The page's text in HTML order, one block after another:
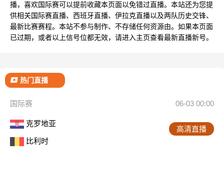
播，喜欢国际赛可以提前收藏本页面以免错过直播。本站还为您提
供相关国际赛直播、西班牙直播、伊拉克直播以及两队历史交锋、
最新比赛赛程。本站不参与制作、不存储任何资源由。如果本页面
已过期，或者以上信号位都无效，请进入主页查看最新直播新号。
热门直播
国际赛 06-03 00:00
克罗地亚
比利时
高清直播